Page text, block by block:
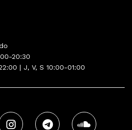
20:30
| J, V, S 10:00-01:00